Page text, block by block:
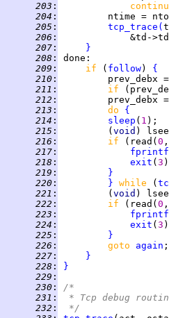
203 :
204 :
205 : tcp_trace (
206 :
&td-
207 :
}
208 : done
209 : if ( follow) {
210 :
prev_debx
211 :
if
212 :
prev_debx
213 : do {
214 : sleep ( 1
215 :
         (
void )
216 : if (read( 0
217 :
fprintf
218 : exit ( 3
219 :
}
220 : } while (
221 :
         (
void )
222 : if (read( 0
223 :
fprintf
224 : exit ( 3
225 :
}
226 : goto again
227 :
}
228 :
}
229 :
230 :
/*
231 :
* Tcp debug
232 :
*/